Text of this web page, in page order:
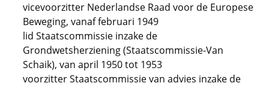
vicevoorzitter Nederlandse Raad voor de Europese
Beweging, vanaf februari 1949
lid Staatscommissie inzake de
Grondwetsherziening (Staatscommissie-Van
Schaik), van april 1950 tot 1953
voorzitter Staatscommissie van advies inzake de